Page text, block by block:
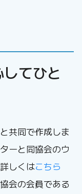
てひと
共同で作成しま
ーと同協会のウ
しくはこちら
会の会員である